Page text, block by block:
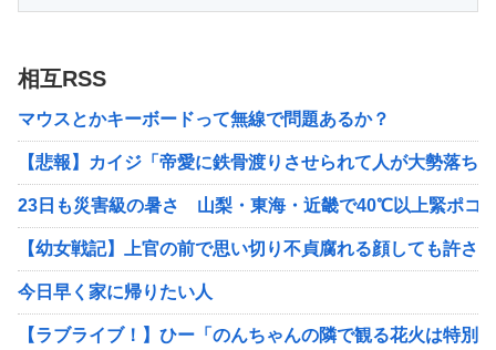
相互RSS
マウスとかキーボードって無線で問題あるか？
【悲報】カイジ「帝愛に鉄骨渡りさせられて人が大勢落
23日も災害級の暑さ 山梨・東海・近畿で40℃以上緊ポコ
【幼女戦記】上官の前で思い切り不貞腐れる顔しても許さ
今日早く家に帰りたい人
【ラブライブ！】ひー「のんちゃんの隣で観る花火は特